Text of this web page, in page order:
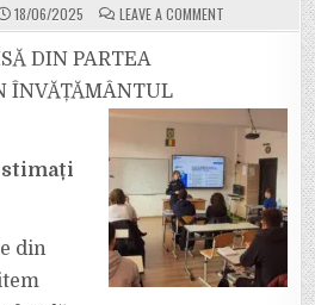
18/06/2025 LEAVE A COMMENTON
LISTA
PERSONALULUI
DIN
ÎNVĂȚĂMÂNT.
FĂRĂ
O
EDUCAȚIE
DE
CALITATE,
NU
VOM
MAI
AVEA
ÎN
ȚARĂ
PROFESIONIȘTI
DIN PARTEA
ÎNVĂȚĂMÂNTUL
stimați
din